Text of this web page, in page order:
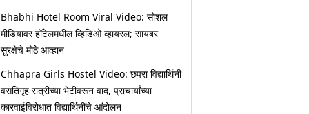
Bhabhi Hotel Room Viral Video: सोशल
मीडियावर हॉटेलमधील व्हिडिओ व्हायरल; सायबर
सुरक्षेचे मोठे आव्हान
Chhapra Girls Hostel Video: छपरा विद्यार्थिनी
वसतिगृह रात्रीच्या भेटीवरून वाद, प्राचार्यांच्या
कारवाईविरोधात विद्यार्थिनींचे आंदोलन